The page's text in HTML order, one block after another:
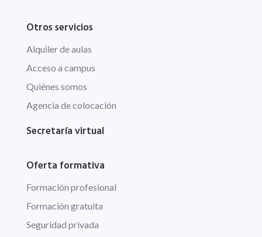
Otros servicios
Alquiler de aulas
Acceso a campus
Quiénes somos
Agencia de colocación
Secretaría virtual
Oferta formativa
Formación profesional
Formación gratuita
Seguridad privada